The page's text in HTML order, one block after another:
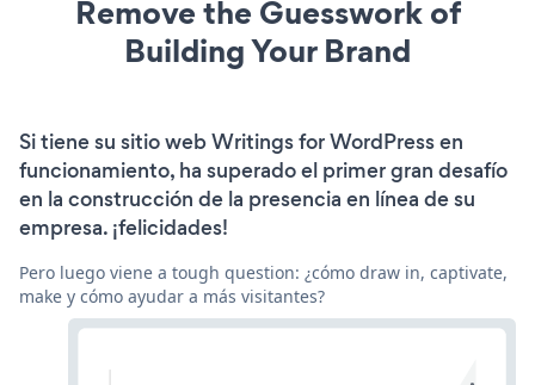
Remove the Guesswork of
Building Your Brand
Si tiene su sitio web Writings for WordPress en
funcionamiento, ha superado el primer gran desafío
en la construcción de la presencia en línea de su
empresa. ¡felicidades!
Pero luego viene a tough question: ¿cómo draw in, captivate,
make y cómo ayudar a más visitantes?